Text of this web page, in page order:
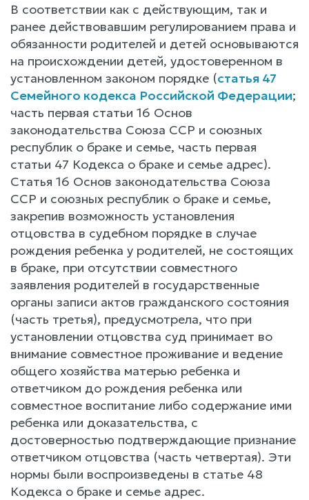
В соответствии как с действующим, так и
ранее действовавшим регулированием права и
обязанности родителей и детей основываются
на происхождении детей, удостоверенном в
установленном законом порядке (статья 47
Семейного кодекса Российской Федерации;
часть первая статьи 16 Основ
законодательства Союза ССР и союзных
республик о браке и семье, часть первая
статьи 47 Кодекса о браке и семье адрес).
Статья 16 Основ законодательства Союза
ССР и союзных республик о браке и семье,
закрепив возможность установления
отцовства в судебном порядке в случае
рождения ребенка у родителей, не состоящих
в браке, при отсутствии совместного
заявления родителей в государственные
органы записи актов гражданского состояния
(часть третья), предусмотрела, что при
установлении отцовства суд принимает во
внимание совместное проживание и ведение
общего хозяйства матерью ребенка и
ответчиком до рождения ребенка или
совместное воспитание либо содержание ими
ребенка или доказательства, с
достоверностью подтверждающие признание
ответчиком отцовства (часть четвертая). Эти
нормы были воспроизведены в статье 48
Кодекса о браке и семье адрес.